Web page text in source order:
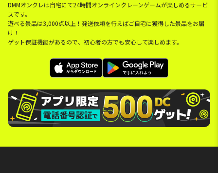
DMMオンクレは自宅にて24時間オンラインクレーンゲームが楽しめるサービ
スです。
遊べる景品は3,000点以上！発送依頼を行えばご自宅に獲得した景品をお届
け！
ゲット保証機能があるので、初心者の方でも安心して楽しめます。